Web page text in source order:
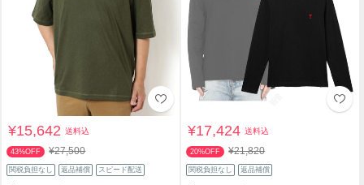
¥15,642送料込
43%OFF ¥27,500
関税負担なし 返品補償 スピード配送
¥17,424送料込
20%OFF ¥21,820
関税負担なし 返品補償